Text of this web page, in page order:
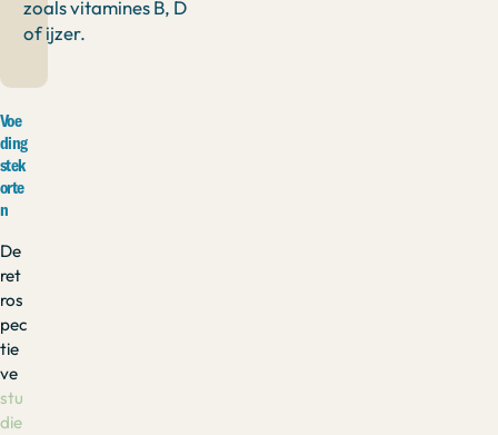
zoals vitamines B, D
of ijzer.
Voe
ding
stek
orte
n
De
ret
ros
pec
tie
ve
stu
die